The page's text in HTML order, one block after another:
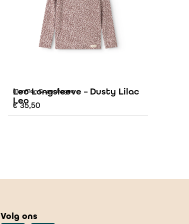
MarMar Copenhagen
Leo Longsleeve – Dusty Lilac
Leo
€35,50
Volg ons